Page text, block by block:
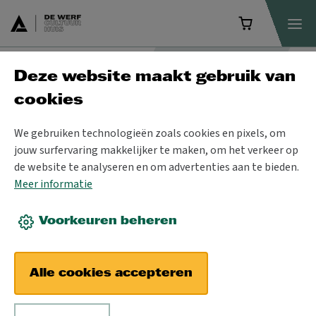
Programma
Deze website maakt gebruik van
cookies
We gebruiken technologieën zoals cookies en pixels, om
jouw surfervaring makkelijker te maken, om het verkeer op
de website te analyseren en om advertenties aan te bieden.
Meer informatie
Voorkeuren beheren
Alle cookies accepteren